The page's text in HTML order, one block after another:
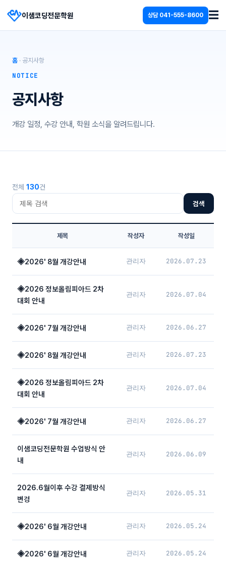
이샘코딩전문학원 상담 041-555-8600 ☰
홈 · 공지사항
NOTICE
공지사항
개강 일정, 수강 안내, 학원 소식을 알려드립니다.
전체 130건
검색
제목 작성자 작성일
◈2026' 8월 개강안내 관리자 2026.07.23
◈2026 정보올림피아드 2차
대회 안내
관리자 2026.07.04
◈2026' 7월 개강안내 관리자 2026.06.27
◈2026' 8월 개강안내 관리자 2026.07.23
◈2026 정보올림피아드 2차
대회 안내
관리자 2026.07.04
◈2026' 7월 개강안내 관리자 2026.06.27
이샘코딩전문학원 수업방식 안
내
관리자 2026.06.09
2026.6월이후 수강 결제방식
변겅
관리자 2026.05.31
◈2026' 6월 개강안내 관리자 2026.05.24
◈2026' 6월 개강안내 관리자 2026.05.24